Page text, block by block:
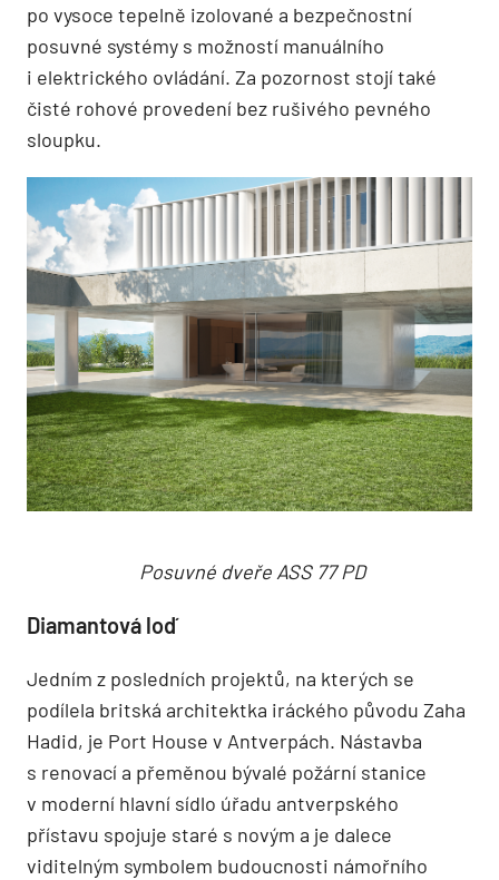
po vysoce tepelně izolované a bezpečnostní
posuvné systémy s možností manuálního
i elektrického ovládání. Za pozornost stojí také
čisté rohové provedení bez rušivého pevného
sloupku.
Posuvné dveře ASS 77 PD
Diamantová loď
Jedním z posledních projektů, na kterých se
podílela britská architektka iráckého původu Zaha
Hadid, je Port House v Antverpách. Nástavba
s renovací a přeměnou bývalé požární stanice
v moderní hlavní sídlo úřadu antverpského
přístavu spojuje staré s novým a je dalece
viditelným symbolem budoucnosti námořního